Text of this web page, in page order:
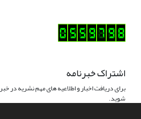
اشتراک خبرنامه
برای دریافت اخبار و اطلاعیه های مهم نشریه در
شوید.